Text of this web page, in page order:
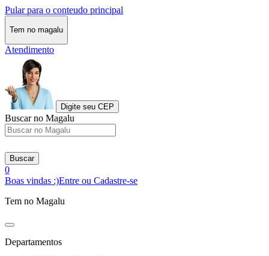
Pular para o conteudo principal
Tem no magalu
Atendimento
Digite seu CEP
Buscar no Magalu
Buscar
0
Boas vindas :)Entre ou Cadastre-se
Tem no Magalu
Departamentos